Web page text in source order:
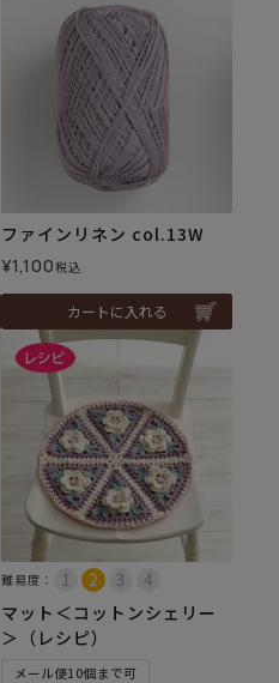
ファインリネン col.13W
¥1,100税込
カートに入れる
難易度：
マット＜コットンシェリー
＞（レシピ）
メール便10個まで可